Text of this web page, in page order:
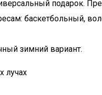
подарок.
баскетбольный,
зимний вариант.
лучах